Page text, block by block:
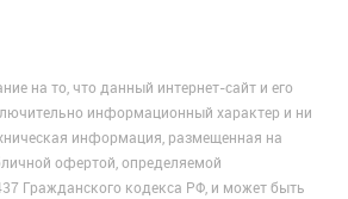
на то, что данный интернет-сайт и его
информационный характер и ни
информация, размещенная на
офертой, определяемой
Гражданского кодекса РФ, и может быть